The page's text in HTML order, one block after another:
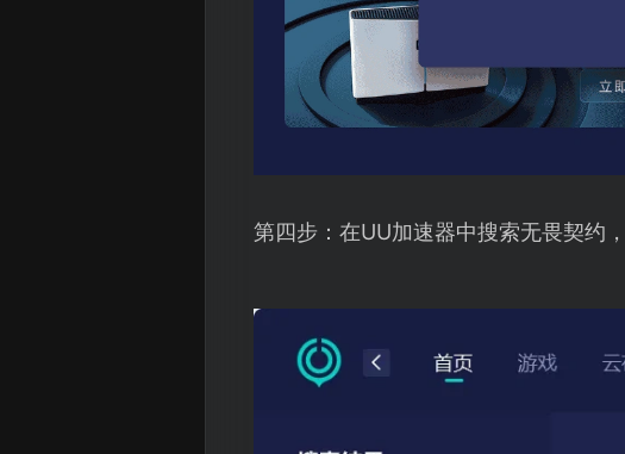
第四步：在UU加速器中搜索无畏契约